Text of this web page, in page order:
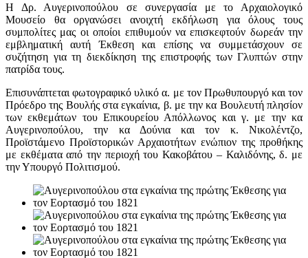
Η Δρ. Αυγερινοπούλου σε συνεργασία με το Αρχαιολογικό
Μουσείο θα οργανώσει ανοιχτή εκδήλωση για όλους τους
συμπολίτες μας οι οποίοι επιθυμούν να επισκεφτούν δωρεάν την
εμβληματική αυτή Έκθεση και επίσης να συμμετάσχουν σε
συζήτηση για τη διεκδίκηση της επιστροφής των Γλυπτών στην
πατρίδα τους.
Επισυνάπτεται φωτογραφικό υλικό α. με τον Πρωθυπουργό και τον
Πρόεδρο της Βουλής στα εγκαίνια, β. με την κα Βουλευτή πλησίον
των εκθεμάτων του Επικουρείου Απόλλωνος και γ. με την κα
Αυγερινοπούλου, την κα Δούνια και τον κ. Νικολέντζο,
Προϊστάμενο Προϊστορικών Αρχαιοτήτων ενώπιον της προθήκης
με εκθέματα από την περιοχή του Κακοβάτου – Καλιδόνης, δ. με
την Υπουργό Πολιτισμού.